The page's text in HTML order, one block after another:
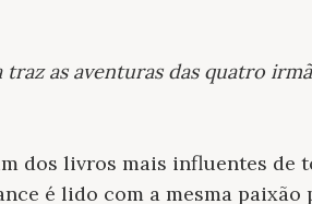
as aventuras das quatro
dos livros mais influentes de
é lido com a mesma